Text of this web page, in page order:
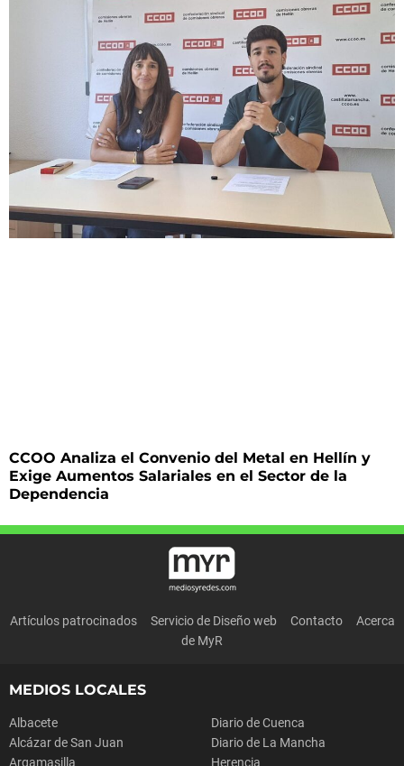
CCOO Analiza el Convenio del Metal en Hellín y
Exige Aumentos Salariales en el Sector de la
Dependencia
Artículos patrocinados Servicio de Diseño web Contacto
Acerca
de MyR
MEDIOS LOCALES
Albacete
Alcázar de San Juan
Argamasilla
Diario de Cuenca
Diario de La Mancha
Herencia